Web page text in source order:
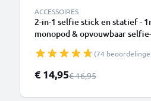
ACCESSOIRES
2-in-1 selfie stick en statief -
monopod & opvouwbaar
- compatibel met iPhone,
Zwart
(74
Speciale prijs
€ 14,95Normale prijs
€ 16,95